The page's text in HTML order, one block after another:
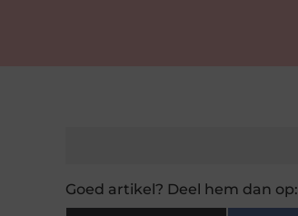
Goed artikel? Deel hem dan op: